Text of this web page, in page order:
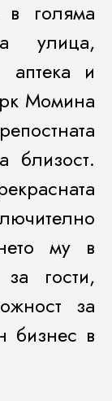
в голяма
улица,
и
Момина
близост.
му в
гости,
за
бизнес в